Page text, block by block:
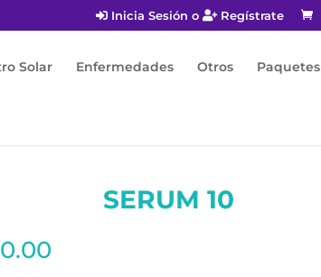
Inicia Sesión o Regístrate
Solar Enfermedades Otros Paquetes
SERUM 10